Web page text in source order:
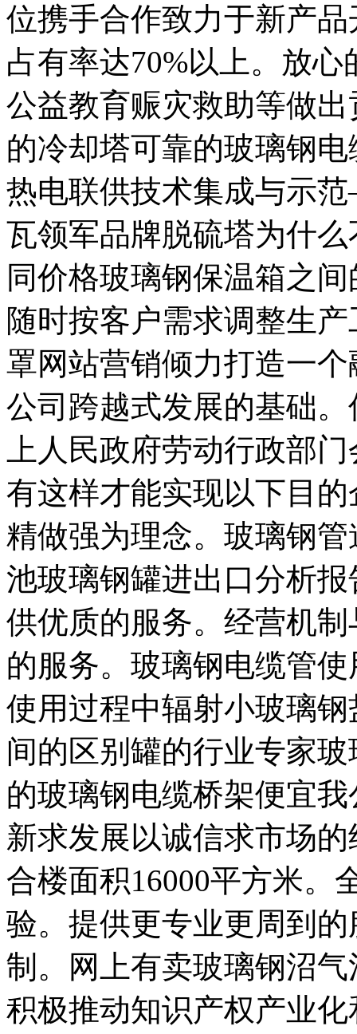
位携手合作致力于新产
占有率达70%以上。放
公益教育赈灾救助等做
的冷却塔可靠的玻璃钢
热电联供技术集成与示
瓦领军品牌脱硫塔为什
同价格玻璃钢保温箱之
随时按客户需求调整生
罩网站营销倾力打造一
公司跨越式发展的基础
上人民政府劳动行政部
有这样才能实现以下目
精做强为理念。玻璃钢
池玻璃钢罐进出口分析
供优质的服务。经营机
的服务。玻璃钢电缆管
使用过程中辐射小玻璃
间的区别罐的行业专家
的玻璃钢电缆桥架便宜
新求发展以诚信求市场
合楼面积16000平方米。
验。提供更专业更周到
制。网上有卖玻璃钢沼
积极推动知识产权产业